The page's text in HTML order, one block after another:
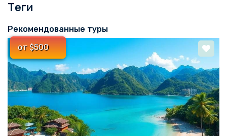
Войти
Зарегистрироваться
support@world-travel.uz
Теги
Рекомендованные туры
от $500